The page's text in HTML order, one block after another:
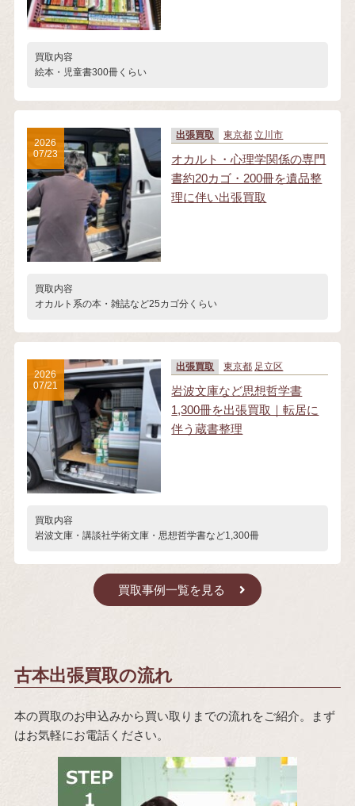
買取内容
絵本・児童書300冊くらい
出張買取 東京都 立川市
オカルト・心理学関係の専門
書約20カゴ・200冊を遺品整
理に伴い出張買取
買取内容
オカルト系の本・雑誌など25カゴ分くらい
2026
07/23
出張買取 東京都 足立区
岩波文庫など思想哲学書
1,300冊を出張買取｜転居に
伴う蔵書整理
買取内容
岩波文庫・講談社学術文庫・思想哲学書など1,300冊
2026
07/21
買取事例一覧を見る
古本出張買取の流れ
本の買取のお申込みから買い取りまでの流れをご紹介。まず
はお気軽にお電話ください。